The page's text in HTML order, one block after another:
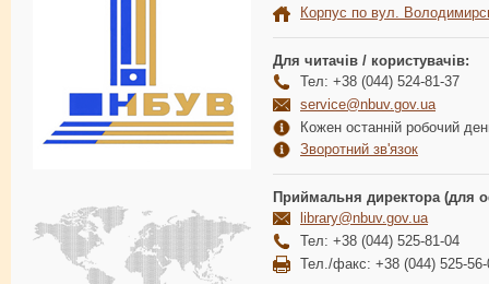
Корпус по вул.
Для читачів / користувачів:
Тел: +38 (044) 524-81-37
service@nbuv.gov.ua
Кожен останній робочий
Зворотний зв'язок
Приймальня директора (для
library@nbuv.gov.ua
Тел: +38 (044) 525-81-04
Тел./факс: +38 (044) 525-56-